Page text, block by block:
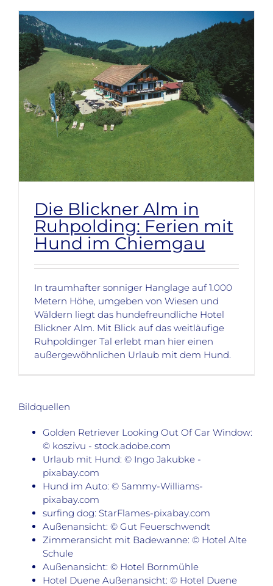
Die Blickner Alm in
Ruhpolding: Ferien mit
Hund im Chiemgau
In traumhafter sonniger Hanglage auf 1.000
Metern Höhe, umgeben von Wiesen und
Wäldern liegt das hundefreundliche Hotel
Blickner Alm. Mit Blick auf das weitläufige
Ruhpoldinger Tal erlebt man hier einen
außergewöhnlichen Urlaub mit dem Hund.
Bildquellen
Golden Retriever Looking Out Of Car Window:
© koszivu - stock.adobe.com
Urlaub mit Hund: © Ingo Jakubke -
pixabay.com
Hund im Auto: © Sammy-Williams-
pixabay.com
surfing dog: StarFlames-pixabay.com
Außenansicht: © Gut Feuerschwendt
Zimmeransicht mit Badewanne: © Hotel Alte
Schule
Außenansicht: © Hotel Bornmühle
Hotel Duene Außenansicht: © Hotel Duene